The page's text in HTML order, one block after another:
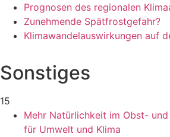
Prognosen des regionalen
Zunehmende Spätfrostgefahr?
Klimawandelauswirkungen auf
Sonstiges
15
Mehr Natürlichkeit im Obst-
für Umwelt und Klima